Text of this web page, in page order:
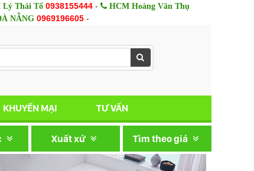
Lý Thái Tổ 0938155444 - HCM Hoàng Văn Thụ
NẴNG 0969196605-
KHUYẾN MẠI TƯ VẤN
Tìm theo giá
Xuất xứ